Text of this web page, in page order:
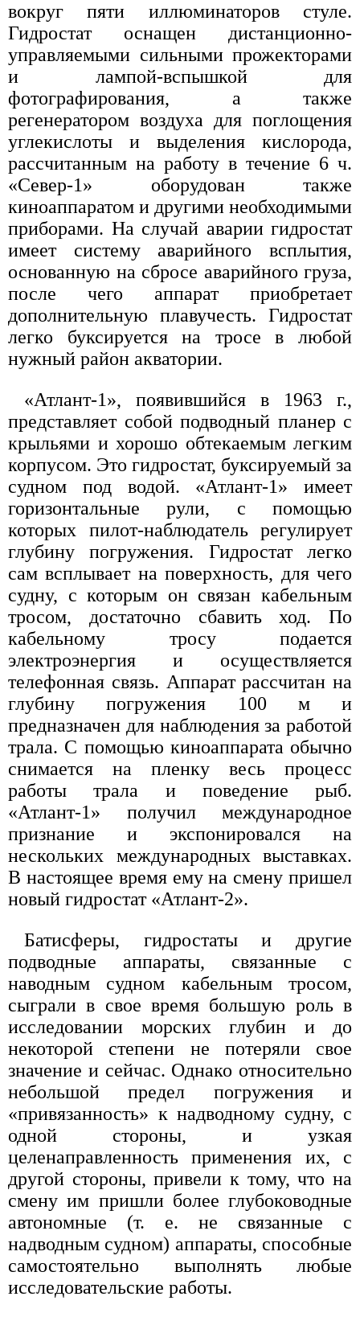
вокруг пяти иллюминаторов стуле.
Гидростат оснащен дистанционно-
управляемыми сильными прожекторами
и лампой-вспышкой для
фотографирования, а также
регенератором воздуха для поглощения
углекислоты и выделения кислорода,
рассчитанным на работу в течение 6 ч.
«Север-1» оборудован также
киноаппаратом и другими необходимыми
приборами. На случай аварии гидростат
имеет систему аварийного всплытия,
основанную на сбросе аварийного груза,
после чего аппарат приобретает
дополнительную плавучесть. Гидростат
легко буксируется на тросе в любой
нужный район акватории.
«Атлант-1», появившийся в 1963 г.,
представляет собой подводный планер с
крыльями и хорошо обтекаемым легким
корпусом. Это гидростат, буксируемый за
судном под водой. «Атлант-1» имеет
горизонтальные рули, с помощью
которых пилот-наблюдатель регулирует
глубину погружения. Гидростат легко
сам всплывает на поверхность, для чего
судну, с которым он связан кабельным
тросом, достаточно сбавить ход. По
кабельному тросу подается
электроэнергия и осуществляется
телефонная связь. Аппарат рассчитан на
глубину погружения 100 м и
предназначен для наблюдения за работой
трала. С помощью киноаппарата обычно
снимается на пленку весь процесс
работы трала и поведение рыб.
«Атлант-1» получил международное
признание и экспонировался на
нескольких международных выставках.
В настоящее время ему на смену пришел
новый гидростат «Атлант-2».
Батисферы, гидростаты и другие
подводные аппараты, связанные с
наводным судном кабельным тросом,
сыграли в свое время большую роль в
исследовании морских глубин и до
некоторой степени не потеряли свое
значение и сейчас. Однако относительно
небольшой предел погружения и
«привязанность» к надводному судну, с
одной стороны, и узкая
целенаправленность применения их, с
другой стороны, привели к тому, что на
смену им пришли более глубоководные
автономные (т. е. не связанные с
надводным судном) аппараты, способные
самостоятельно выполнять любые
исследовательские работы.